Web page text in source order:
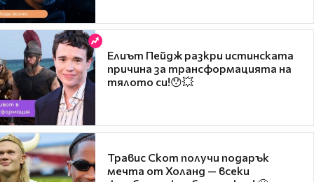
Елиът Пейдж разкри истинската
причина за трансформацията на
тялото си!😯💥
Травис Скот получи подарък
мечта от Холанд — всеки